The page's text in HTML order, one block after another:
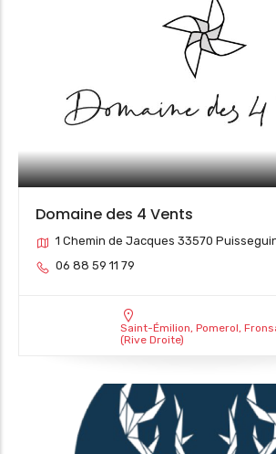
Domaine des 4 Vents
1 Chemin de Jacques 33570
06 88 59 11 79
Saint-Émilion, Pomerol,
(Rive Droite)